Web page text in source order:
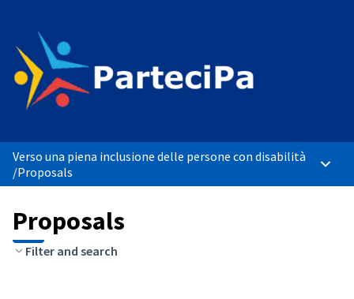
Verso una piena inclusione delle persone con disabilità
/Proposals Main
Proposals
Filter and search